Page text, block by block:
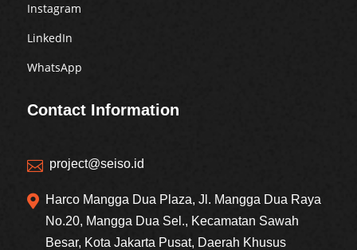
Instagram
LinkedIn
WhatsApp
Contact Information
 project@seiso.id

Harco Mangga Dua Plaza, Jl. Mangga Dua Raya
No.20, Mangga Dua Sel., Kecamatan Sawah
Besar, Kota Jakarta Pusat, Daerah Khusus